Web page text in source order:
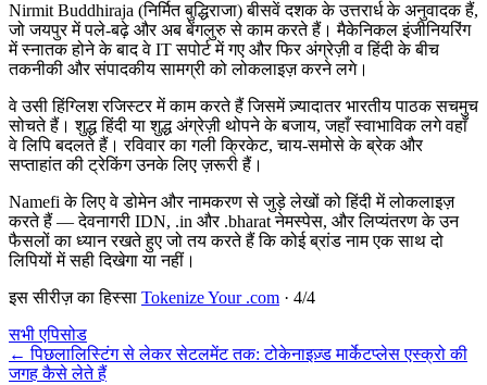
Nirmit Buddhiraja (निर्मित बुद्धिराजा) बीसवें दशक के उत्तरार्ध के अनुवादक हैं,
जो जयपुर में पले-बढ़े और अब बेंगलुरु से काम करते हैं। मैकेनिकल इंजीनियरिंग
में स्नातक होने के बाद वे IT सपोर्ट में गए और फिर अंग्रेज़ी व हिंदी के बीच
तकनीकी और संपादकीय सामग्री को लोकलाइज़ करने लगे।
वे उसी हिंग्लिश रजिस्टर में काम करते हैं जिसमें ज़्यादातर भारतीय पाठक सचमुच
सोचते हैं। शुद्ध हिंदी या शुद्ध अंग्रेज़ी थोपने के बजाय, जहाँ स्वाभाविक लगे वहाँ
वे लिपि बदलते हैं। रविवार का गली क्रिकेट, चाय-समोसे के ब्रेक और
सप्ताहांत की ट्रेकिंग उनके लिए ज़रूरी हैं।
Namefi के लिए वे डोमेन और नामकरण से जुड़े लेखों को हिंदी में लोकलाइज़
करते हैं — देवनागरी IDN, .in और .bharat नेमस्पेस, और लिप्यंतरण के उन
फैसलों का ध्यान रखते हुए जो तय करते हैं कि कोई ब्रांड नाम एक साथ दो
लिपियों में सही दिखेगा या नहीं।
इस सीरीज़ का हिस्सा Tokenize Your .com · 4/4
सभी एपिसोड
←पिछलालिस्टिंग से लेकर सेटलमेंट तक: टोकेनाइज़्ड मार्केटप्लेस एस्क्रो की
जगह कैसे लेते हैं